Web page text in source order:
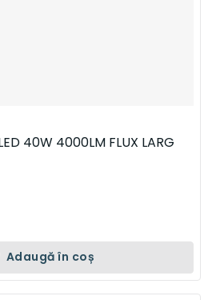
40W 4000LM FLUX LARG
Adaugă în coș